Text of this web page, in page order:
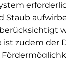
zudem der